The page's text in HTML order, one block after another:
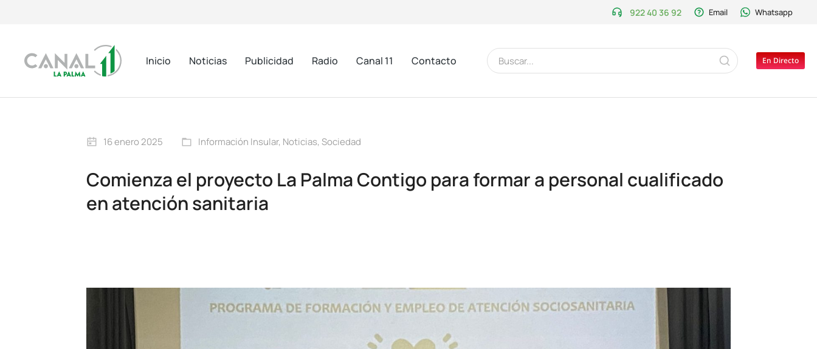
922 40 36 92 Email Whatsapp
Inicio Noticias Publicidad Radio Canal 11 Contacto En Directo
16 enero 2025 Información Insular, Noticias, Sociedad
Comienza el proyecto La Palma Contigo para formar a personal cualificado
en atención sanitaria